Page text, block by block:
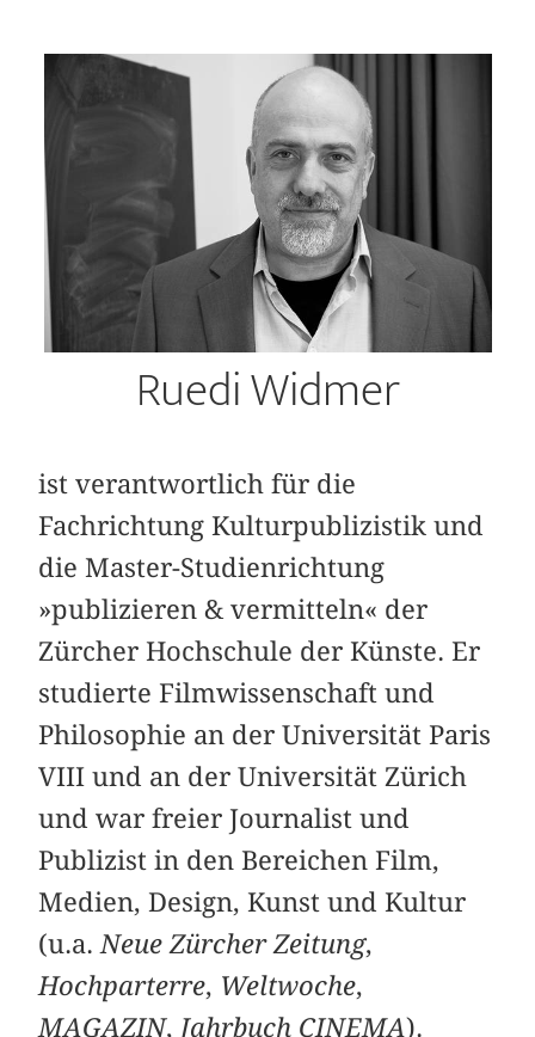
Ruedi Widmer
ist verantwortlich für die
Fachrichtung Kulturpublizistik und
die Master-Studienrichtung
»publizieren & vermitteln« der
Zürcher Hochschule der Künste. Er
studierte Filmwissenschaft und
Philosophie an der Universität Paris
VIII und an der Universität Zürich
und war freier Journalist und
Publizist in den Bereichen Film,
Medien, Design, Kunst und Kultur
(u.a. Neue Zürcher Zeitung,
Hochparterre, Weltwoche,
MAGAZIN, Jahrbuch CINEMA).